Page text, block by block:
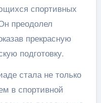
спортивных
преодолел
прекрасную
подготовку.
стала не только
в спортивной